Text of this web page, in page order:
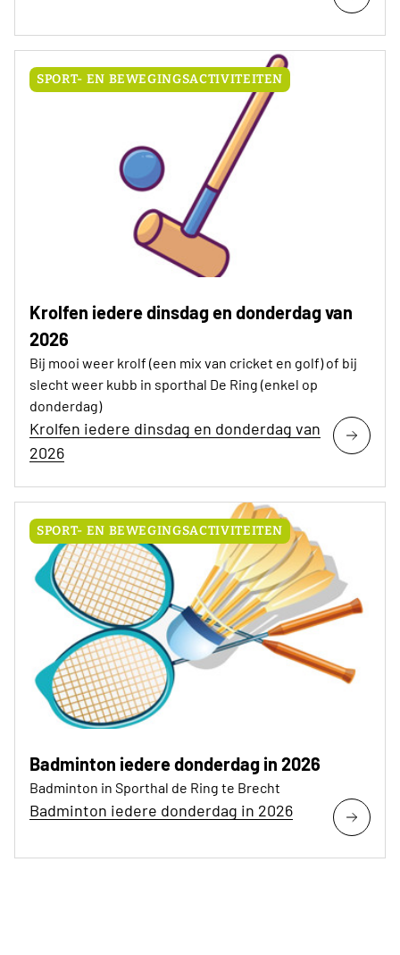
SPORT- EN BEWEGINGSACTIVITEITEN
Krolfen iedere dinsdag en donderdag van
2026
Bij mooi weer krolf (een mix van cricket en golf) of bij
slecht weer kubb in sporthal De Ring (enkel op
donderdag)
Krolfen iedere dinsdag en donderdag van
2026
SPORT- EN BEWEGINGSACTIVITEITEN
Badminton iedere donderdag in 2026
Badminton in Sporthal de Ring te Brecht
Badminton iedere donderdag in 2026